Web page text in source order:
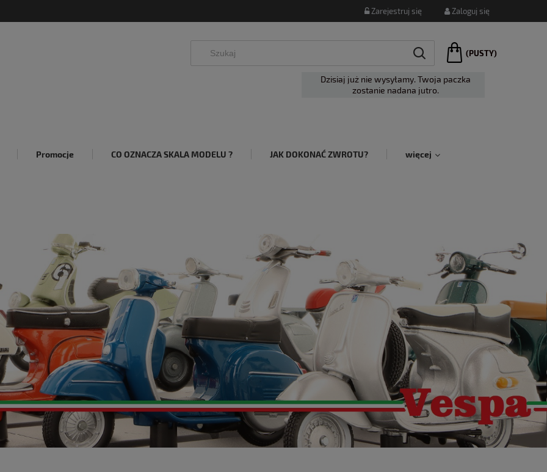
Zarejestruj się Zaloguj się
(PUSTY)
Dzisiaj już nie wysyłamy. Twoja paczka
zostanie nadana jutro.
Promocje CO OZNACZA SKALA MODELU ? JAK DOKONAĆ ZWROTU? więcej